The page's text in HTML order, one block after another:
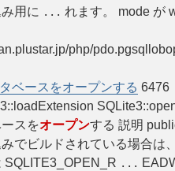
用に ... れます。 mode が
php/
ベースをオープンする 6476
スをオープンする 説明
でビルドされている場合は
SQLITE3_OPEN_R ...